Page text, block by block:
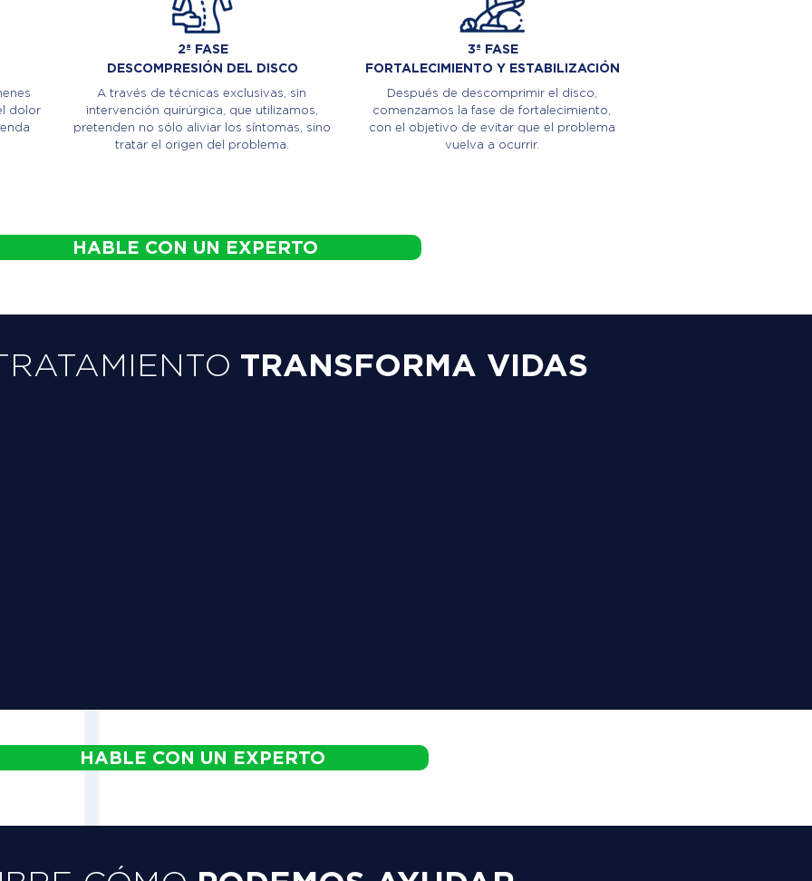
dolor
2ª FASE
DESCOMPRESIÓN DEL DISCO
A través de técnicas exclusivas, sin
intervención quirúrgica, que utilizamos,
pretenden no sólo aliviar los síntomas, sino
tratar el origen del problema.
3ª FASE
FORTALECIMIENTO Y ESTABILIZACIÓN
Después de descomprimir el disco,
comenzamos la fase de fortalecimiento,
con el objetivo de evitar que el problema
vuelva a ocurrir.
HABLE CON UN EXPERTO
TRANSFORMA VIDAS
HABLE CON UN EXPERTO